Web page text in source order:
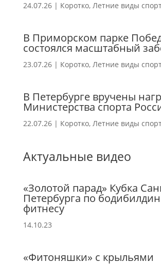
24.07.26| Коротко, Летние виды
В Приморском парке
состоялся масштабный
23.07.26| Коротко, Летние виды
В Петербурге вручены
Министерства спорта
22.07.26| Коротко, Летние виды
Актуальные видео
«Золотой парад» Кубка
Петербурга по
фитнесу
14.10.23
«Фитоняшки» с крыльями